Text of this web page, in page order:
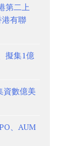
第二上
有聯
擬集1億
資數億美
、AUM